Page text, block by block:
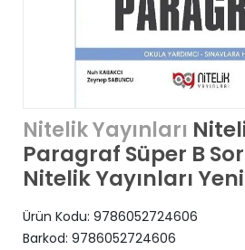
Nitelik Yayınları
Paragraf Süper B
Nitelik Yayınları Yeni
Ürün Kodu: 9786052724606
Barkod: 9786052724606